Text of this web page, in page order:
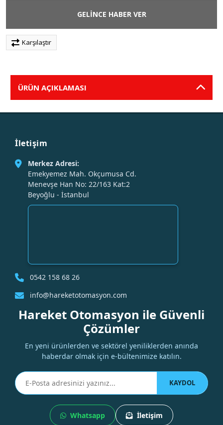
GELİNCE HABER VER
Karşılaştır
ÜRÜN AÇIKLAMASI
İletişim
Merkez Adresi:
Emekyemez Mah. Okçumusa Cd.
Menevşe Han No: 22/163 Kat:2
Beyoğlu - İstanbul
0542 158 68 26
info@hareketotomasyon.com
Hareket Otomasyon ile Güvenli
Çözümler
En yeni ürünlerden ve sektörel yeniliklerden anında
haberdar olmak için e-bültenimize katılın.
KAYDOL
Whatsapp İletişim